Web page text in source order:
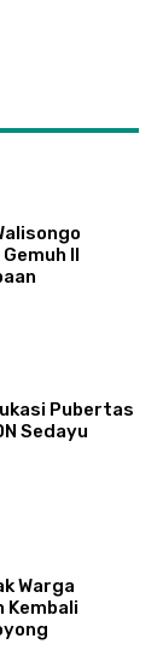
II
Pubertas
Sedayu
Warga
Kembali